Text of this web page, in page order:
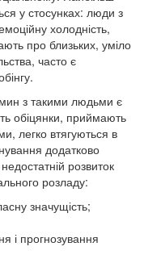
у стосунках: люди з
холодність,
про близьких, уміло
часто є
з такими людьми є
обіцянки, приймають
легко втягуються в
додатково
розвиток
розладу:
значущість;
і прогнозування